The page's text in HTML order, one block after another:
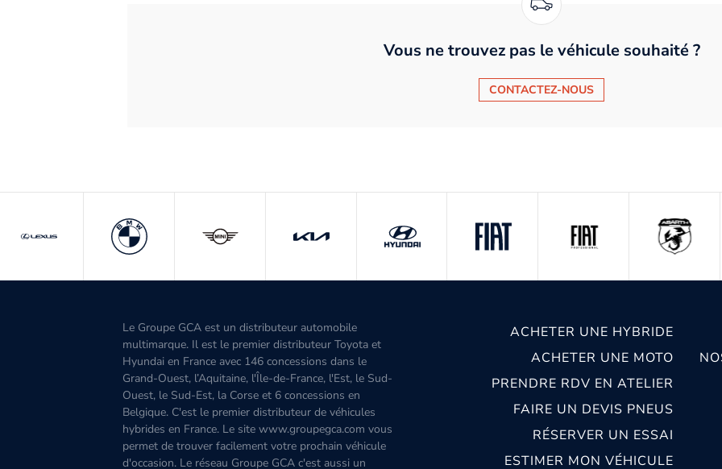
Vous ne trouvez pas le véhicule souhaité ?
CONTACTEZ-NOUS
Le Groupe GCA est un distributeur automobile
multimarque. Il est le premier distributeur Toyota et
Hyundai en France avec 146 concessions dans le
Grand-Ouest, l’Aquitaine, l'Île-de-France, l'Est, le Sud-
Ouest, le Sud-Est, la Corse et 6 concessions en
Belgique. C'est le premier distributeur de véhicules
hybrides en France. Le site www.groupegca.com vous
permet de trouver facilement votre prochain véhicule
d'occasion. Le réseau Groupe GCA c'est aussi un
ACHETER UNE HYBRIDE
ACHETER UNE MOTO
PRENDRE RDV EN ATELIER
FAIRE UN DEVIS PNEUS
RÉSERVER UN ESSAI
ESTIMER MON VÉHICULE